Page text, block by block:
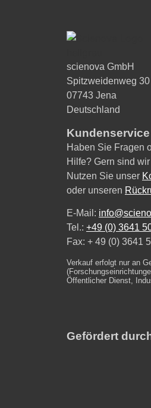
scienova GmbH
Spitzweidenweg 30
07743 Jena
Deutschland
Kundenservice
Haben Sie Fragen
Hilfe? Gern sind
Nutzen Sie unser
oder unseren
E-Mail:
Tel.: +49 (0) 3641
Fax: + 49 (0) 3641
Verkauf erfolgt nur an
Öffentlicher Dienst,
Gefördert